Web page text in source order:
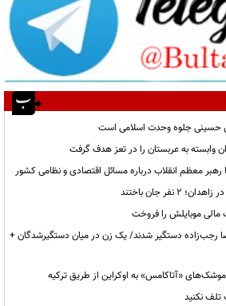
حسینی جلوه وحدت اسلامی است
وابسته به عربستان را در تعز هدف گرفت
رهبر معظم انقلاب درباره مسائل اقتصادی و نظامی کشور
جان باختند
مالی موبایلش را فروخت
رجب‌زاده دستگیر شدند/ یک زن در میان دستگیرشدگان +
«آتاکامس» به اوکراین از طریق ترکیه
نکنید